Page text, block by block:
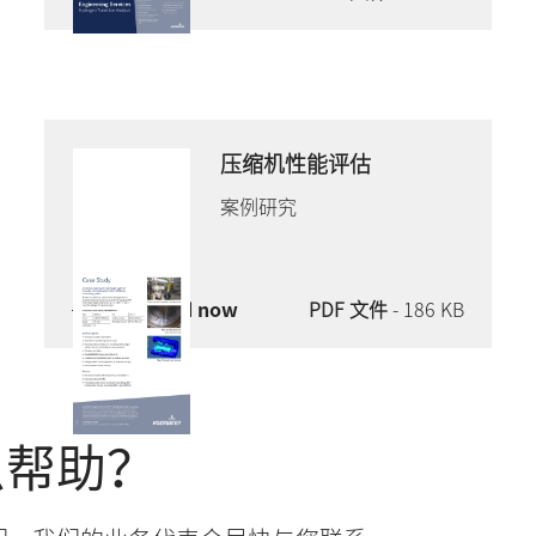
压缩机性能评估
案例研究
Download now PDF 文件- 186 KB
助？